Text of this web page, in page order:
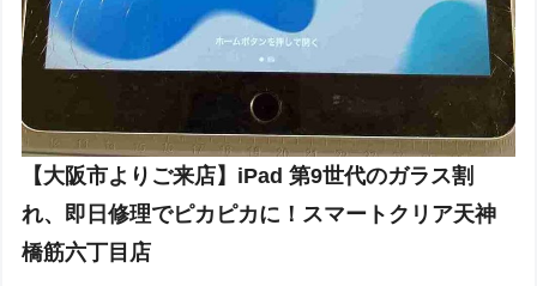
【大阪市よりご来店】iPad 第9世代のガラス割
れ、即日修理でピカピカに！スマートクリア天神
橋筋六丁目店